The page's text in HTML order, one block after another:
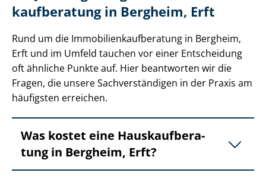
kauf­be­ra­tung in Bergheim, Erft
Rund um die Im­mo­bi­li­en­kauf­be­ra­tung in Bergheim,
Erft und im Umfeld tauchen vor einer Entscheidung
oft ähnliche Punkte auf. Hier beantworten wir die
Fragen, die unsere Sach­ver­stän­di­gen in der Praxis am
häufigsten erreichen.
Was kostet eine Haus­kauf­be­ra­
tung in Bergheim, Erft?